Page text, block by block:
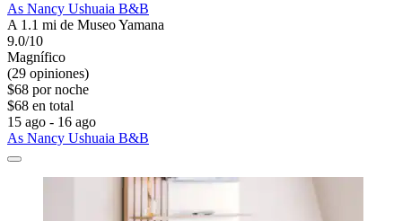
As Nancy Ushuaia B&B
A 1.1 mi de Museo Yamana
9.0/10
Magnífico
(29 opiniones)
$68 por noche
$68 en total
15 ago - 16 ago
As Nancy Ushuaia B&B